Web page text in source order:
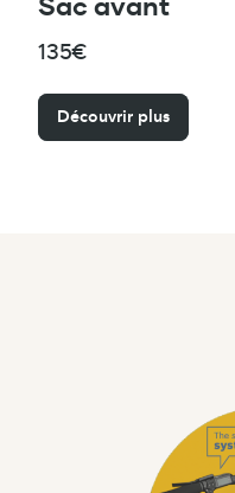
135€
Découvrir plus